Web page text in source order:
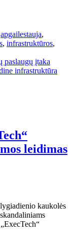
apgailestauja,
, infrastruktūros,
įtaka
infrastruktūra
leidimas
kaukolės